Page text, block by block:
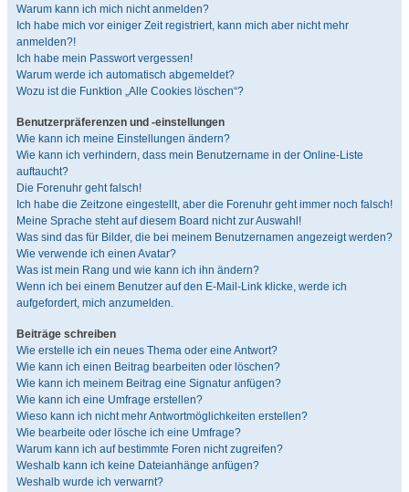
Warum kann ich mich nicht anmelden?
Ich habe mich vor einiger Zeit registriert, kann mich aber nicht mehr
anmelden?!
Ich habe mein Passwort vergessen!
Warum werde ich automatisch abgemeldet?
Wozu ist die Funktion „Alle Cookies löschen“?
Benutzerpräferenzen und -einstellungen
Wie kann ich meine Einstellungen ändern?
Wie kann ich verhindern, dass mein Benutzername in der Online-Liste
auftaucht?
Die Forenuhr geht falsch!
Ich habe die Zeitzone eingestellt, aber die Forenuhr geht immer noch falsch!
Meine Sprache steht auf diesem Board nicht zur Auswahl!
Was sind das für Bilder, die bei meinem Benutzernamen angezeigt werden?
Wie verwende ich einen Avatar?
Was ist mein Rang und wie kann ich ihn ändern?
Wenn ich bei einem Benutzer auf den E-Mail-Link klicke, werde ich
aufgefordert, mich anzumelden.
Beiträge schreiben
Wie erstelle ich ein neues Thema oder eine Antwort?
Wie kann ich einen Beitrag bearbeiten oder löschen?
Wie kann ich meinem Beitrag eine Signatur anfügen?
Wie kann ich eine Umfrage erstellen?
Wieso kann ich nicht mehr Antwortmöglichkeiten erstellen?
Wie bearbeite oder lösche ich eine Umfrage?
Warum kann ich auf bestimmte Foren nicht zugreifen?
Weshalb kann ich keine Dateianhänge anfügen?
Weshalb wurde ich verwarnt?